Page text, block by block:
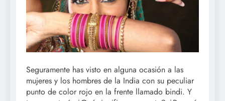
Seguramente has visto en alguna ocasión a las
mujeres y los hombres de la India con su peculiar
punto de color rojo en la frente llamado bindi. Y